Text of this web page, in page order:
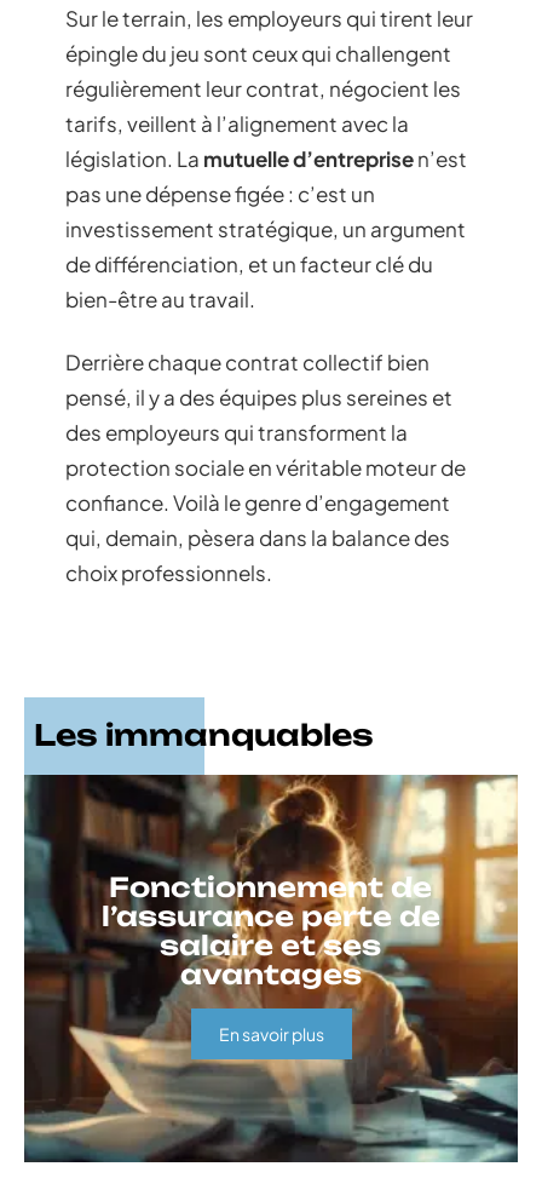
Sur le terrain, les employeurs qui tirent leur
épingle du jeu sont ceux qui challengent
régulièrement leur contrat, négocient les
tarifs, veillent à l’alignement avec la
législation. La mutuelle d’entreprisen’est
pas une dépense figée : c’est un
investissement stratégique, un argument
de différenciation, et un facteur clé du
bien-être au travail.
Derrière chaque contrat collectif bien
pensé, il y a des équipes plus sereines et
des employeurs qui transforment la
protection sociale en véritable moteur de
confiance. Voilà le genre d’engagement
qui, demain, pèsera dans la balance des
choix professionnels.
Les immanquables
Fonctionnement de
l’assurance perte de
salaire et ses
avantages
En savoir plus